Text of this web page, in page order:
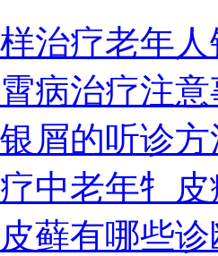
治疗老年
病治疗注
屑的听诊方
中老年牜
藓有哪些